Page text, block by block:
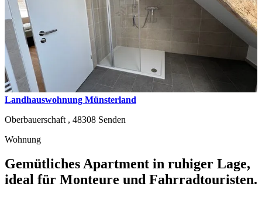
Landhauswohnung Münsterland
Oberbauerschaft , 48308 Senden
Wohnung
Gemütliches Apartment in ruhiger Lage,
ideal für Monteure und Fahrradtouristen.